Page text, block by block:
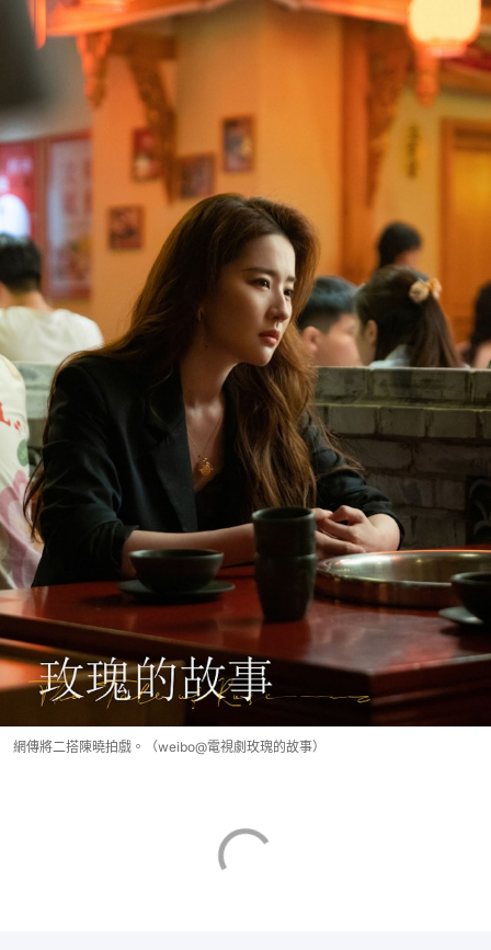
網傳將二搭陳曉拍戲。（weibo@電視劇玫瑰的故事）